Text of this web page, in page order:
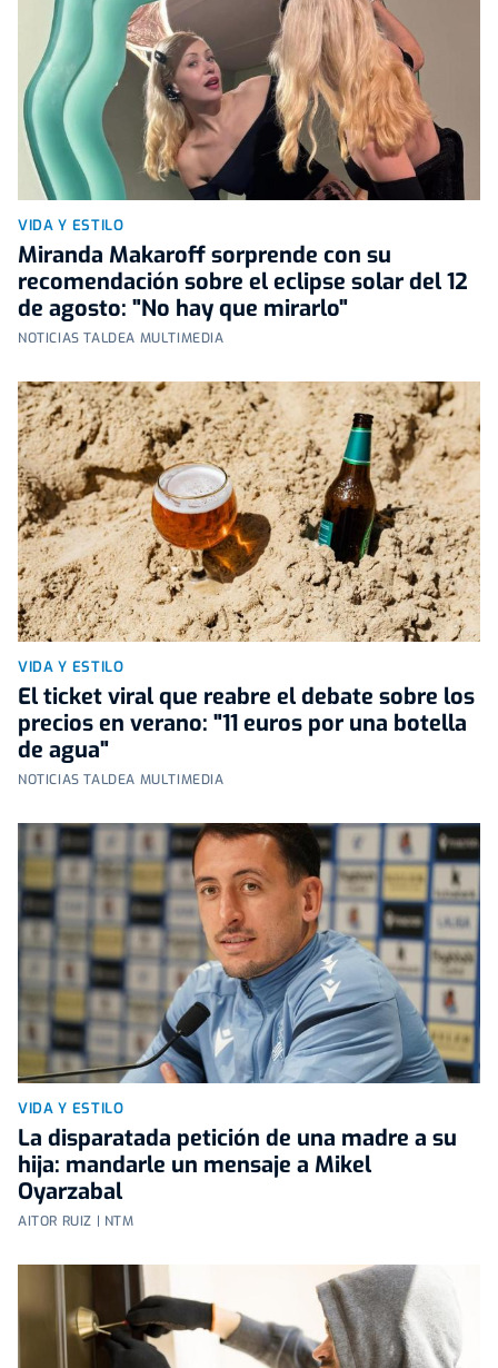
VIDA Y ESTILO
Miranda Makaroff sorprende con su
recomendación sobre el eclipse solar del 12
de agosto: "No hay que mirarlo"
NOTICIAS TALDEA MULTIMEDIA
VIDA Y ESTILO
El ticket viral que reabre el debate sobre los
precios en verano: "11 euros por una botella
de agua"
NOTICIAS TALDEA MULTIMEDIA
VIDA Y ESTILO
La disparatada petición de una madre a su
hija: mandarle un mensaje a Mikel
Oyarzabal
AITOR RUIZ | NTM